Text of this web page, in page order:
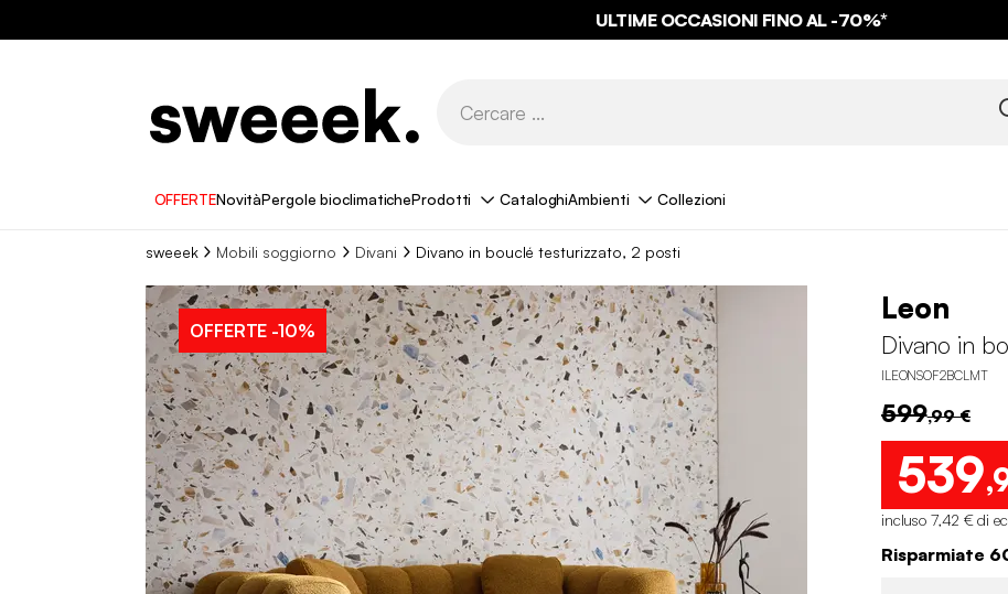
ULTIME OCCASIONI FINO AL -70%*
OFFERTENovitàPergole bioclimaticheProdotti CataloghiAmbienti Collezioni
sweeek Mobili soggiorno Divani Divano in bouclé testurizzato, 2 posti
OFFERTE -10%
Leon
Divano in
ILEONSOF2BCLMT
599,99 €
539
incluso 7,42 € di
Risparmiate